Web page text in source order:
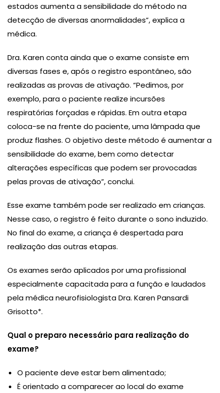
estados aumenta a sensibilidade do método na
detecção de diversas anormalidades”, explica a
médica.
Dra. Karen conta ainda que o exame consiste em
diversas fases e, após o registro espontâneo, são
realizadas as provas de ativação. “Pedimos, por
exemplo, para o paciente realize incursões
respiratórias forçadas e rápidas. Em outra etapa
coloca-se na frente do paciente, uma lâmpada que
produz flashes. O objetivo deste método é aumentar a
sensibilidade do exame, bem como detectar
alterações específicas que podem ser provocadas
pelas provas de ativação”, conclui.
Esse exame também pode ser realizado em crianças.
Nesse caso, o registro é feito durante o sono induzido.
No final do exame, a criança é despertada para
realização das outras etapas.
Os exames serão aplicados por uma profissional
especialmente capacitada para a função e laudados
pela médica neurofisiologista Dra. Karen Pansardi
Grisotto*.
Qual o preparo necessário para realização do
exame?
O paciente deve estar bem alimentado;
É orientado a comparecer ao local do exame